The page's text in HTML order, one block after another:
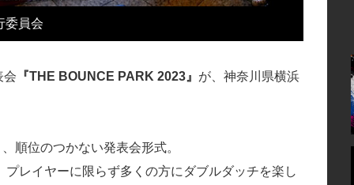
委員会
会 『THE BOUNCE PARK 2023』 が、神奈川県横浜
順位のつかない発表会形式。
レイヤーに限らず多くの方にダブルダッチを楽し